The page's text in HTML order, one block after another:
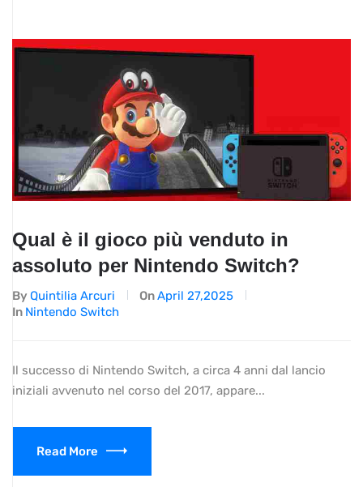
Qual è il gioco più venduto in
assoluto per Nintendo Switch?
By Quintilia Arcuri OnApril 27,2025
In Nintendo Switch
Il successo di Nintendo Switch, a circa 4 anni dal lancio
iniziali avvenuto nel corso del 2017, appare...
Read More